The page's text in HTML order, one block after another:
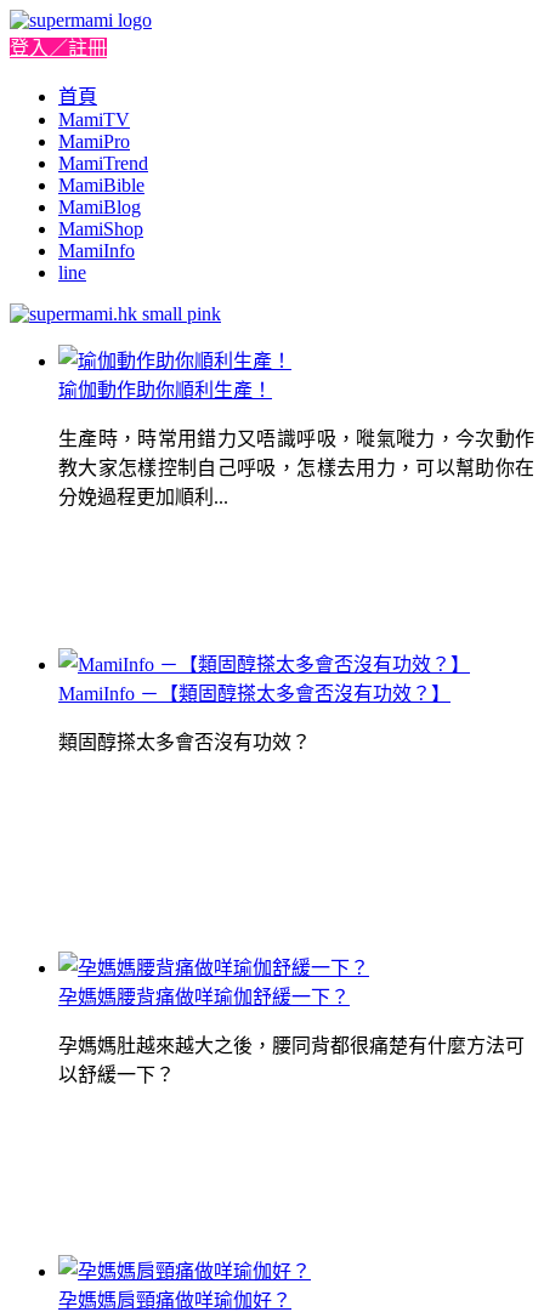
登入／註冊
首頁
MamiTV
MamiPro
MamiTrend
MamiBible
MamiBlog
MamiShop
MamiInfo
line
瑜伽動作助你順利生產！
生產時，時常用錯力又唔識呼吸，嘥氣嘥力，今次動作
教大家怎樣控制自己呼吸，怎樣去用力，可以幫助你在
分娩過程更加順利...
MamiInfo －【類固醇搽太多會否沒有功效？】
類固醇搽太多會否沒有功效？
孕媽媽腰背痛做咩瑜伽舒緩一下？
孕媽媽肚越來越大之後，腰同背都很痛楚有什麼方法可
以舒緩一下？
孕媽媽肩頸痛做咩瑜伽好？